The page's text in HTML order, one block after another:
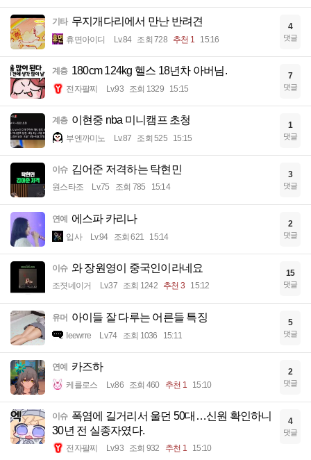
기타 무지개다리에서 만난 반려견
휴면아이디 Lv.84 조회 728 추천 1 15:16
4
댓글
계층 180cm 124kg 헬스 18년차 아버님.
전자팔찌 Lv.93 조회 1329 15:15
7
댓글
계층 이현중 nba 미니캠프 초청
부엔까미노 Lv.87 조회 525 15:15
1
댓글
이슈 김어준 저격하는 탁현민
원스타조 Lv.75 조회 785 15:14
3
댓글
연예 에스파 카리나
입사 Lv.94 조회 621 15:14
2
댓글
이슈 와 장원영이 중국인이라네요
조졋네이거 Lv.37 조회 1242 추천 3 15:12
15
댓글
유머 아이들 잘 다루는 어른들 특징
Ieewrre Lv.74 조회 1036 15:11
5
댓글
연예 카즈하
케를로스 Lv.86 조회 460 추천 1 15:10
2
댓글
이슈 폭염에 길거리서 울던 50대…신원 확인하니
30년 전 실종자였다.
전자팔찌 Lv.93 조회 932 추천 1 15:10
4
댓글